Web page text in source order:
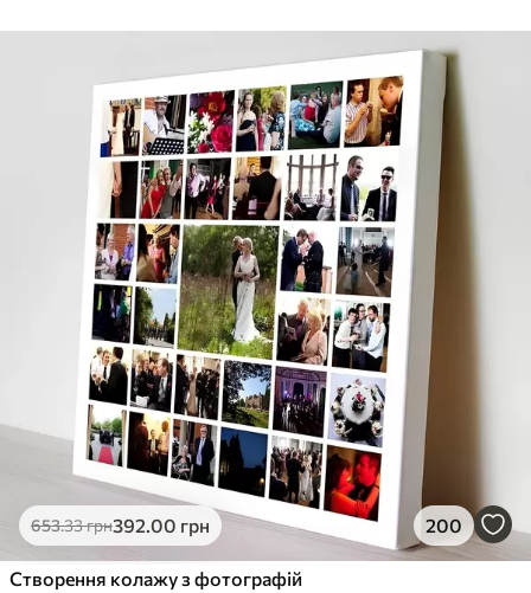
Від290.00грн
Яскраві, насичені кольори
Стійкість до вицвітання
Безпечне чорнило без запаху
Поверхня з текстурою полотна
Екологічний матеріал
Преміум
.00грн
Яскраві, насичені кольори
Стійкість до вицвітання
Безпечне чорнило без запаху
Поверхня з текстурою полотна
✗Екологічний матеріал
Еко-Преміум
.00грн
✓Яскраві, насичені кольори
653.33грн392.00 грн 200
Створення колажу з фотографій